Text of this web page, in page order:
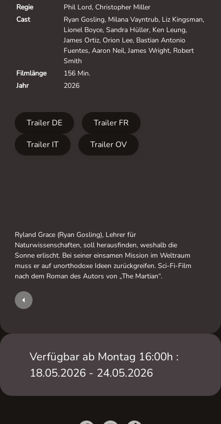
Regie
Phil Lord, Christopher Miller
Cast
Ryan Gosling, Milana Vayntrub, Liz Kingsman,
Lionel Boyce, Sandra Hüller, Ken Leung,
James Ortiz, Orion Lee, Bastian Antonio
Fuentes, Aaron Neil, James Wright, Robert
Smith
Filmlänge
156 Min.
Jahr
2026
Trailer DE
Trailer FR
Trailer IT
Trailer OV
Ryland Grace (Ryan Gosling), Lehrer für
Naturwissenschaften, soll herausfinden, weshalb die
Sonne erlischt. Bei seiner einsamen Mission im Weltraum
muss er auf unorthodoxe Ideen zurückgreifen. Sci-Fi-Film
nach dem Roman des Autors von „The Martian“.
Verfügbar ab Montag 16:00h :
18.05.2026 - 24.05.2026